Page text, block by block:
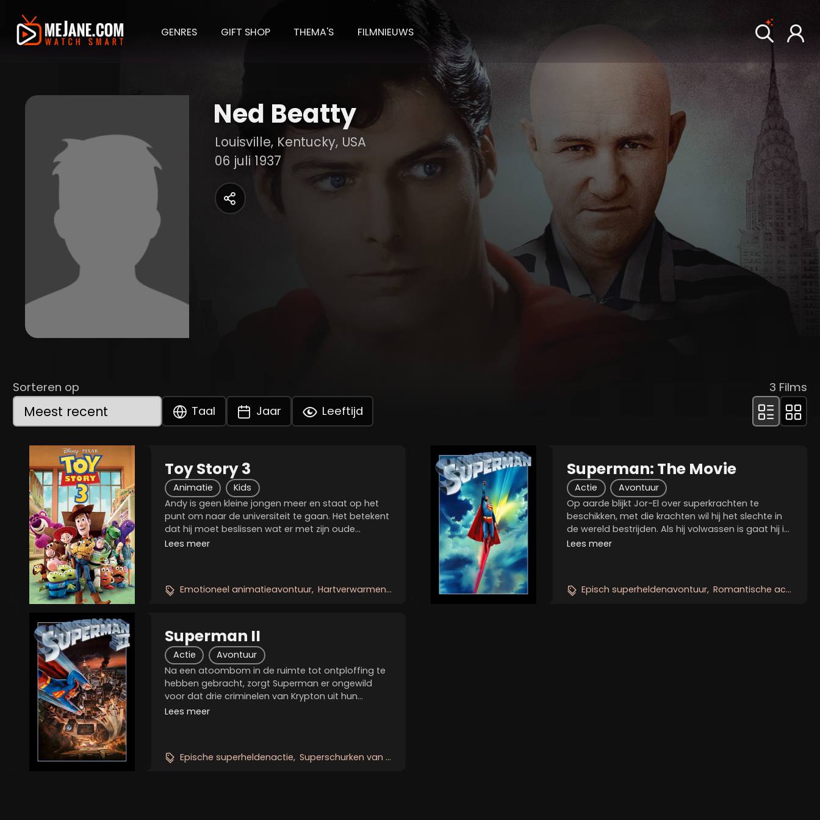
GENRES GIFT SHOP THEMA'S FILMNIEUWS
Ned Beatty
Louisville, Kentucky, USA
06 juli 1937
Sorteren op
Taal
Jaar Leeftijd
3 Films
Toy Story 3
Animatie
Kids
Andy is geen kleine jongen meer en staat op het
punt om naar de universiteit te gaan. Het betekent
dat hij moet beslissen wat er met zijn oude
speelgoed, waar hij al jaren niets meer mee doet,
Lees meer
Emotioneel animatieavontuur Hartverwarmend familieverhaal Spannend en grappig
Superman: The Movie
Actie
Avontuur
Op aarde blijkt Jor-El over superkrachten te
beschikken, met die krachten wil hij het slechte in
de wereld bestrijden. Als hij volwassen is gaat hij in
Metropolis bij de Daily Planet werken als reporter.
Lees meer
Episch superheldenavontuur Romantische actieklassieker
Superman II
Actie
Avontuur
Na een atoombom in de ruimte tot ontploffing te
hebben gebracht, zorgt Superman er ongewild
voor dat drie criminelen van Krypton uit hun
ruimtegevangenis kunnen ontsnappen. Ze komen
Lees meer
Epische superheldenactie Superschurken van krypton